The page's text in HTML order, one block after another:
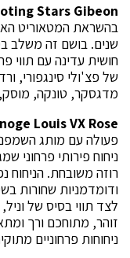
Stars Gibeon
בהשראת המטאוריט
שנים. בושם זה משלב
חושית עדינה עם תווי
של פצ'ולי סינגפורי,
מדגסקר, טונקה, מוסק,
Louis VX Rose
ניחוח פירותי פרחוני
רוזה משובחת. הניחוח
ודומדמניות שחורות
לצד תווי בסיס של
זוהר, מתוחכם ורך
ניחוחות פרחוניים